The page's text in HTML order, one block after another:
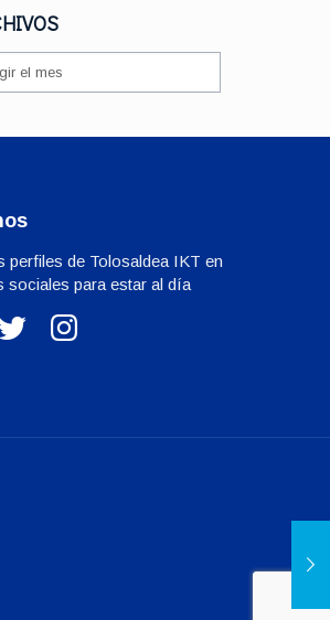
perfiles de Tolosaldea IKT en
sociales para estar al día